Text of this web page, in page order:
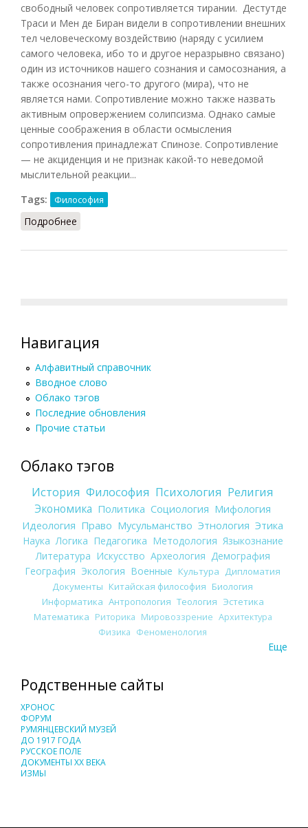
свободный человек сопротивляется тирании. Дестутде
Траси и Мен де Биран видели в сопротивлении внешних
тел человеческому воздействию (наряду с усилием
самого человека, ибо то и другое неразрывно связано)
один из источников нашего сознания и самосознания, а
также осознания чего-то другого (мира), что не
является нами. Сопротивление можно также назвать
активным опровержением солипсизма. Однако самые
ценные соображения в области осмысления
сопротивления принадлежат Спинозе. Сопротивление
— не акциденция и не признак какой-то неведомой
мыслительной реакции...
Tags:
Философия
Подробнее
Навигация
Алфавитный справочник
Вводное слово
Облако тэгов
Последние обновления
Прочие статьи
Облако тэгов
История Философия Психология Религия
Экономика Политика Социология Мифология
Идеология Право Мусульманство Этнология Этика
Наука Логика Педагогика Методология Языкознание
Литература Искусство Археология Демография
География Экология Военные Культура
Дипломатия
Документы Китайская философия Биология
Информатика Антропология Теология Эстетика
Математика Риторика Мировоззрение Архитектура
Физика Феноменология
Еще
Родственные сайты
ХРОНОС
ФОРУМ
РУМЯНЦЕВСКИЙ МУЗЕЙ
ДО 1917 ГОДА
РУССКОЕ ПОЛЕ
ДОКУМЕНТЫ XX ВЕКА
ИЗМЫ